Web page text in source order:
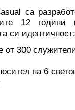
са
12 години
си идентичност:
от 300
на 6